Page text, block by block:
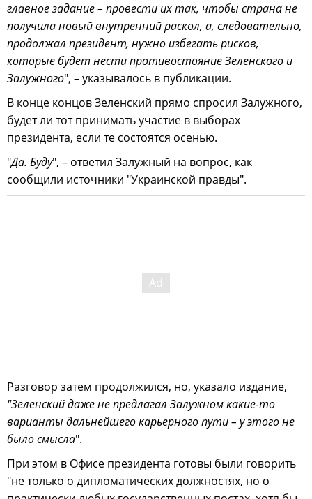
главное задание – провести их так, чтобы страна не
получила новый внутренний раскол, а, следовательно,
продолжал президент, нужно избегать рисков,
которые будет нести противостояние Зеленского и
Залужного", – указывалось в публикации.
В конце концов Зеленский прямо спросил Залужного,
будет ли тот принимать участие в выборах
президента, если те состоятся осенью.
"Да. Буду", – ответил Залужный на вопрос, как
сообщили источники "Украинской правды".
Разговор затем продолжился, но, указало издание,
"Зеленский даже не предлагал Залужном какие-то
варианты дальнейшего карьерного пути – у этого не
было смысла".
При этом в Офисе президента готовы были говорить
"не только о дипломатических должностях, но о